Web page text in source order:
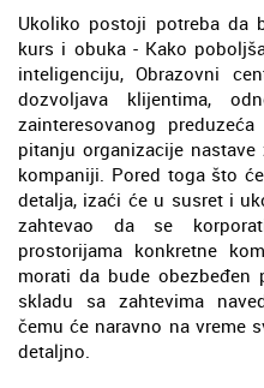
Ukoliko postoji potreba da
kurs i obuka - Kako
inteligenciju, Obrazovni
dozvoljava klijentima,
zainteresovanog
pitanju organizacije
kompaniji. Pored toga što
detalja, izaći će u susret i
zahtevao da se
prostorijama konkretne
morati da bude
skladu sa zahtevima
čemu će naravno na vreme
detaljno.